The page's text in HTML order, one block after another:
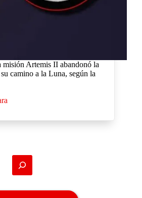
misión Artemis II abandonó la
camino a la Luna, según la